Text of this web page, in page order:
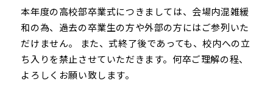
本年度の高校部卒業式につきましては、会場内混雑緩
和の為、過去の卒業生の方や外部の方にはご参列いた
だけません。 また、式終了後であっても、校内への立
ち入りを禁止させていただきます。何卒ご理解の程、
よろしくお願い致します。